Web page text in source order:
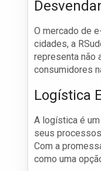
O mercado de
cidades, a
representa não
consumidores
Logística
A logística é
seus
Com a
como uma